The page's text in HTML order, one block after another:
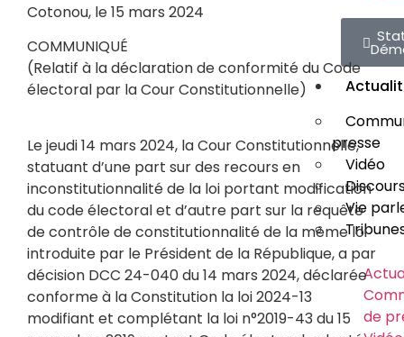
presse
Vidéo
Vie
de
Cotonou, le 15 mars 2024
COMMUNIQUÉ
(Relatif à la déclaration de conformité du Code
électoral par la Cour Constitutionnelle)
Le jeudi 14 mars 2024, la Cour Constitutionnelle,
statuant d’une part sur des recours en
inconstitutionnalité de la loi portant modification
du code électoral et d’autre part sur la requête
de contrôle de constitutionnalité de la même loi
introduite par le Président de la République, a par
décision DCC 24-040 du 14 mars 2024, déclarée
conforme à la Constitution la loi 2024-13
modifiant et complétant la loi n°2019-43 du 15